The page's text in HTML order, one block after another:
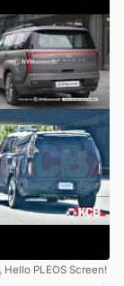
PLEOS Screen!